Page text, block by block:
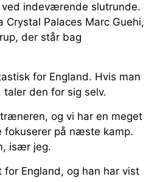
indeværende slutrunde.
Crystal Palaces Marc Guehi,
der står bag
for England. Hvis man
den for sig selv.
og vi har en meget
på næste kamp.
især jeg.
for England, og han har vist